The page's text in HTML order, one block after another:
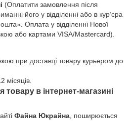
(Оплатити замовлення після
його у відділенні або в кур’єра
Оплата у відділенні Нової
або картами VISA/Mastercard).
при доставці товару курьером до
місяців.
в інтернет-магазині
Файна Юкрайна, поширюється